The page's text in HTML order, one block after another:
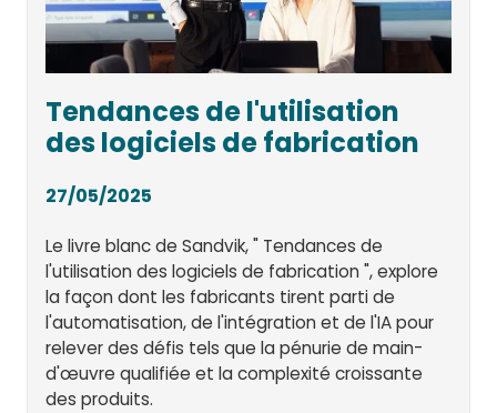
Tendances de l'utilisation
des logiciels de fabrication
27/05/2025
Le livre blanc de Sandvik, " Tendances de
l'utilisation des logiciels de fabrication ", explore
la façon dont les fabricants tirent parti de
l'automatisation, de l'intégration et de l'IA pour
relever des défis tels que la pénurie de main-
d'œuvre qualifiée et la complexité croissante
des produits.